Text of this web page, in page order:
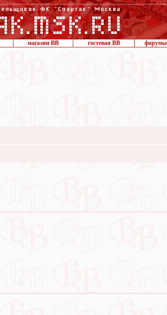
магазин ВВ гостевая ВВ форумы